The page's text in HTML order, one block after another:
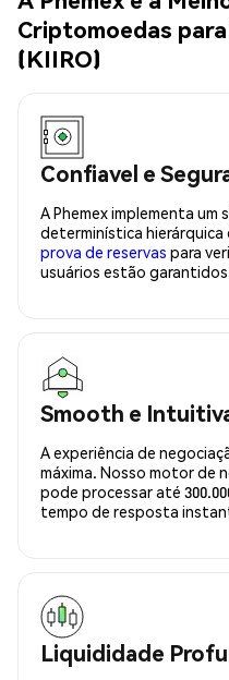
Criptomoedas
(KIIRO)
Confiavel e
A Phemex implementa um
determinística
prova de reservas para
usuários estão
Smooth e
A experiência de
máxima. Nosso motor de
pode processar até
tempo de resposta
Liquididade